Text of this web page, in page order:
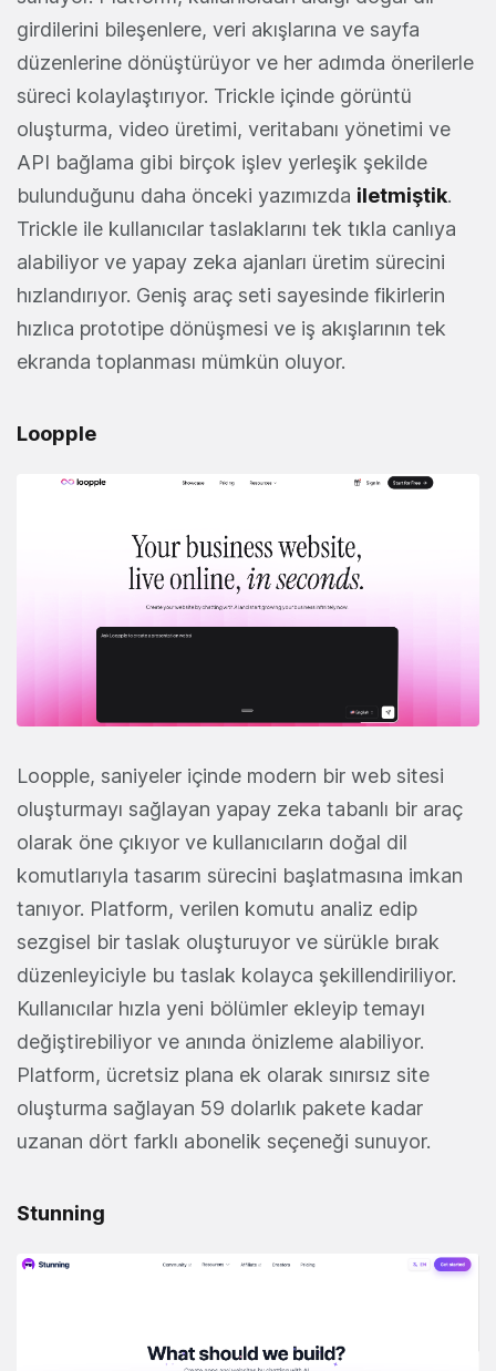
girdilerini bileşenlere, veri akışlarına ve sayfa
düzenlerine dönüştürüyor ve her adımda önerilerle
süreci kolaylaştırıyor. Trickle içinde görüntü
oluşturma, video üretimi, veritabanı yönetimi ve
API bağlama gibi birçok işlev yerleşik şekilde
bulunduğunu daha önceki yazımızda iletmiştik.
Trickle ile kullanıcılar taslaklarını tek tıkla canlıya
alabiliyor ve yapay zeka ajanları üretim sürecini
hızlandırıyor. Geniş araç seti sayesinde fikirlerin
hızlıca prototipe dönüşmesi ve iş akışlarının tek
ekranda toplanması mümkün oluyor.
Loopple
Loopple, saniyeler içinde modern bir web sitesi
oluşturmayı sağlayan yapay zeka tabanlı bir araç
olarak öne çıkıyor ve kullanıcıların doğal dil
komutlarıyla tasarım sürecini başlatmasına imkan
tanıyor. Platform, verilen komutu analiz edip
sezgisel bir taslak oluşturuyor ve sürükle bırak
düzenleyiciyle bu taslak kolayca şekillendiriliyor.
Kullanıcılar hızla yeni bölümler ekleyip temayı
değiştirebiliyor ve anında önizleme alabiliyor.
Platform, ücretsiz plana ek olarak sınırsız site
oluşturma sağlayan 59 dolarlık pakete kadar
uzanan dört farklı abonelik seçeneği sunuyor.
Stunning